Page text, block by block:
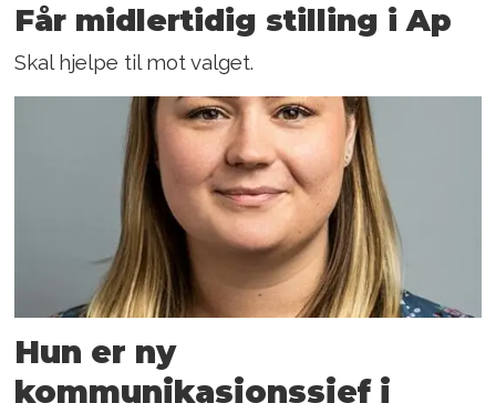
Får midlertidig stilling i Ap
Skal hjelpe til mot valget.
Hun er ny
kommunikasjons­sjef i